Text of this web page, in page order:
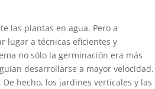
las plantas en agua. Pero a
lugar a técnicas eficientes y
no sólo la germinación era más
desarrollarse a mayor velocidad.
hecho, los jardines verticales y las